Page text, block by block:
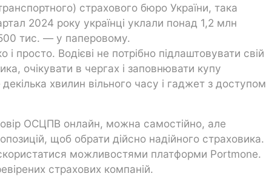
страхового бюро України, така
2024 року українці уклали понад 1,2 млн
тис. — у паперовому.
Водієві не потрібно підлаштовувати свій
очікувати в чергах і заповнювати купу
хвилин вільного часу і гаджет з доступом
ОСЦПВ онлайн, можна самостійно, але
щоб обрати дійсно надійного страховика.
можливостями платформи Portmone.
страхових компаній.